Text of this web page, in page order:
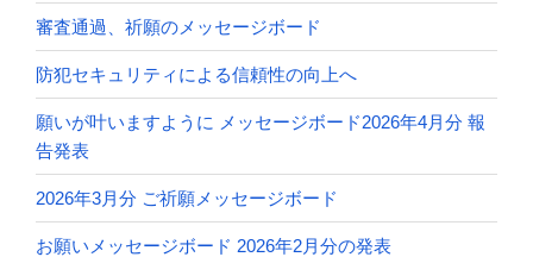
審査通過、祈願のメッセージボード
防犯セキュリティによる信頼性の向上へ
願いが叶いますように メッセージボード2026年4月分 報
告発表
2026年3月分 ご祈願メッセージボード
お願いメッセージボード 2026年2月分の発表